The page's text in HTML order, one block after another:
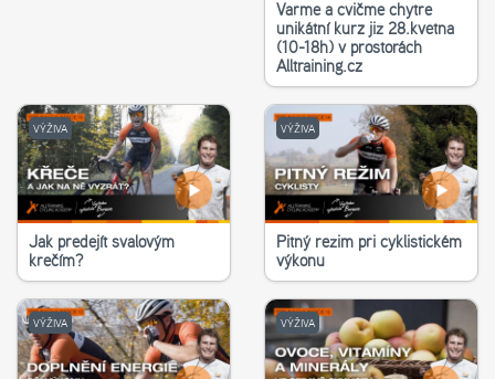
Vařme a cvičme chytře
unikátní kurz již 28.května
(10-18h) v prostorách
Alltraining.cz
VÝŽIVA
Jak předejít svalovým
křečím?
VÝŽIVA
Pitný režim při cyklistickém
výkonu
VÝŽIVA VÝŽIVA